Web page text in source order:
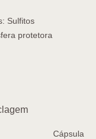
Sulfitos
protetora
Cápsula